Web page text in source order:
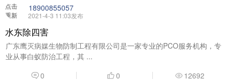
点击
重新
18900855057
2021-4-3 11:03发布
水东除四害
广东鹰灭病媒生物防制工程有限公司是一家专业的PCO服务机构，专
业从事白蚁防治工程，其 ...
0
0 12692